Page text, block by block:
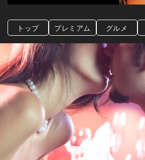
トップ プレミアム グルメ